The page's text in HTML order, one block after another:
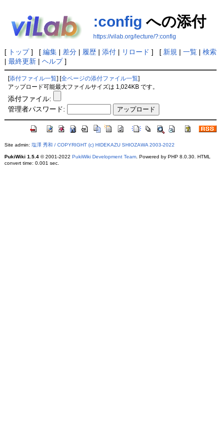
:config への添付
https://vilab.org/lecture/?:config
[ トップ] [ 編集| 差分| 履歴| 添付| リロード ] [ 新規 | 一覧| 検索
| 最終更新| ヘルプ]
[添付ファイル一覧 ] [全ページの添付ファイル一覧
アップロード可能最大ファイルサイズは 1,024KB です。
添付ファイル:
管理者パスワード:
Site admin: 塩澤 秀和 / COPYRIGHT (c) HIDEKAZU SHIOZAWA 2003-2022
PukiWiki 1.5.4© 2001-2022 PukiWiki Development Team. Powered by PHP 8.0.30. HTML
convert time: 0.001 sec.